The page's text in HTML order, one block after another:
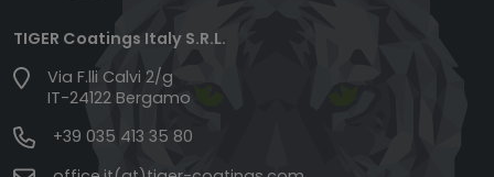
TIGER Coatings Italy S.R.L.
Via F.lli Calvi 2/g
IT-24122 Bergamo
+39 035 413 35 80